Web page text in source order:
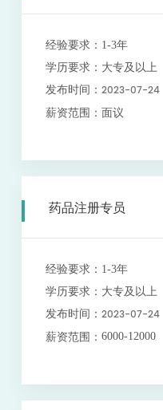
经验要求： 1-3年
学历要求： 大专及以上
发布时间： 2023-07-24
薪资范围： 面议
药品注册专员
经验要求： 1-3年
学历要求： 大专及以上
发布时间： 2023-07-24
薪资范围： 6000-12000